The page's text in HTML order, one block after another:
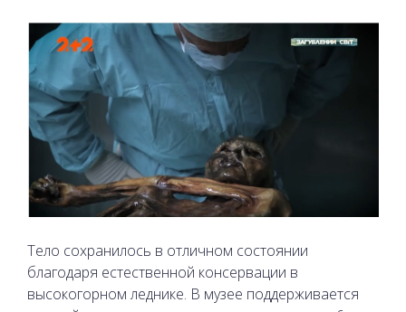
Тело сохранилось в отличном состоянии
благодаря естественной консервации в
высокогорном леднике. В музее поддерживается